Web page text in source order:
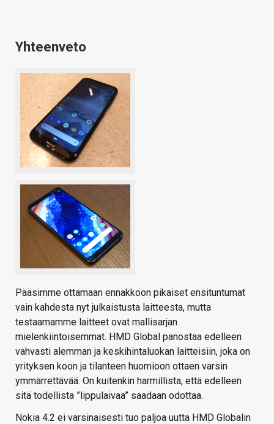
Yhteenveto
Pääsimme ottamaan ennakkoon pikaiset ensituntumat
vain kahdesta nyt julkaistusta laitteesta, mutta
testaamamme laitteet ovat mallisarjan
mielenkiintoisemmat. HMD Global panostaa edelleen
vahvasti alemman ja keskihintaluokan laitteisiin, joka on
yrityksen koon ja tilanteen huomioon ottaen varsin
ymmärrettävää. On kuitenkin harmillista, että edelleen
sitä todellista ”lippulaivaa” saadaan odottaa.
Nokia 4.2 ei varsinaisesti tuo paljoa uutta HMD Globalin